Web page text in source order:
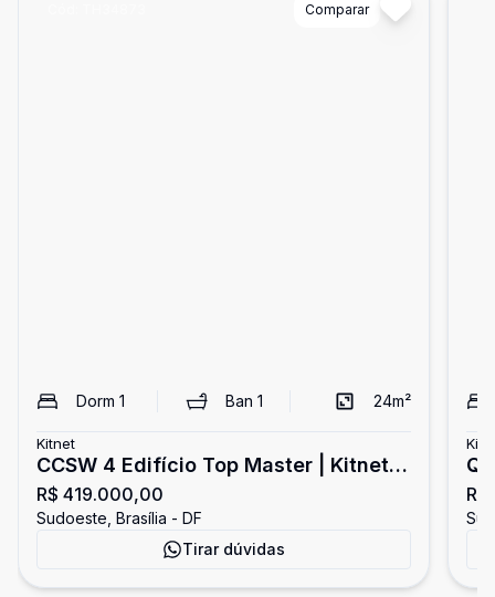
Comparar
Dorm 1 Ban 1 24m²
Kitnet
CCSW 4 Edifício Top Master | Kitnet
Mobiliado com 1 Vaga de Garagem -
Sudoeste
R$ 419.000,00
Sudoeste, Brasília - DF
Tirar dúvidas
-